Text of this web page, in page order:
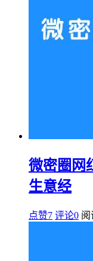
微密圈网
生意经
点赞7 评论0 阅